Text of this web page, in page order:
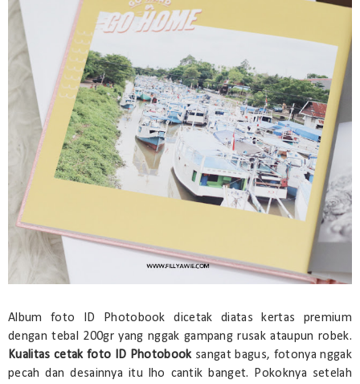
Album foto ID Photobook dicetak diatas kertas premium
dengan tebal 200gr yang nggak gampang rusak ataupun robek.
Kualitas cetak foto ID Photobooksangat bagus, fotonya nggak
pecah dan desainnya itu lho cantik banget. Pokoknya setelah